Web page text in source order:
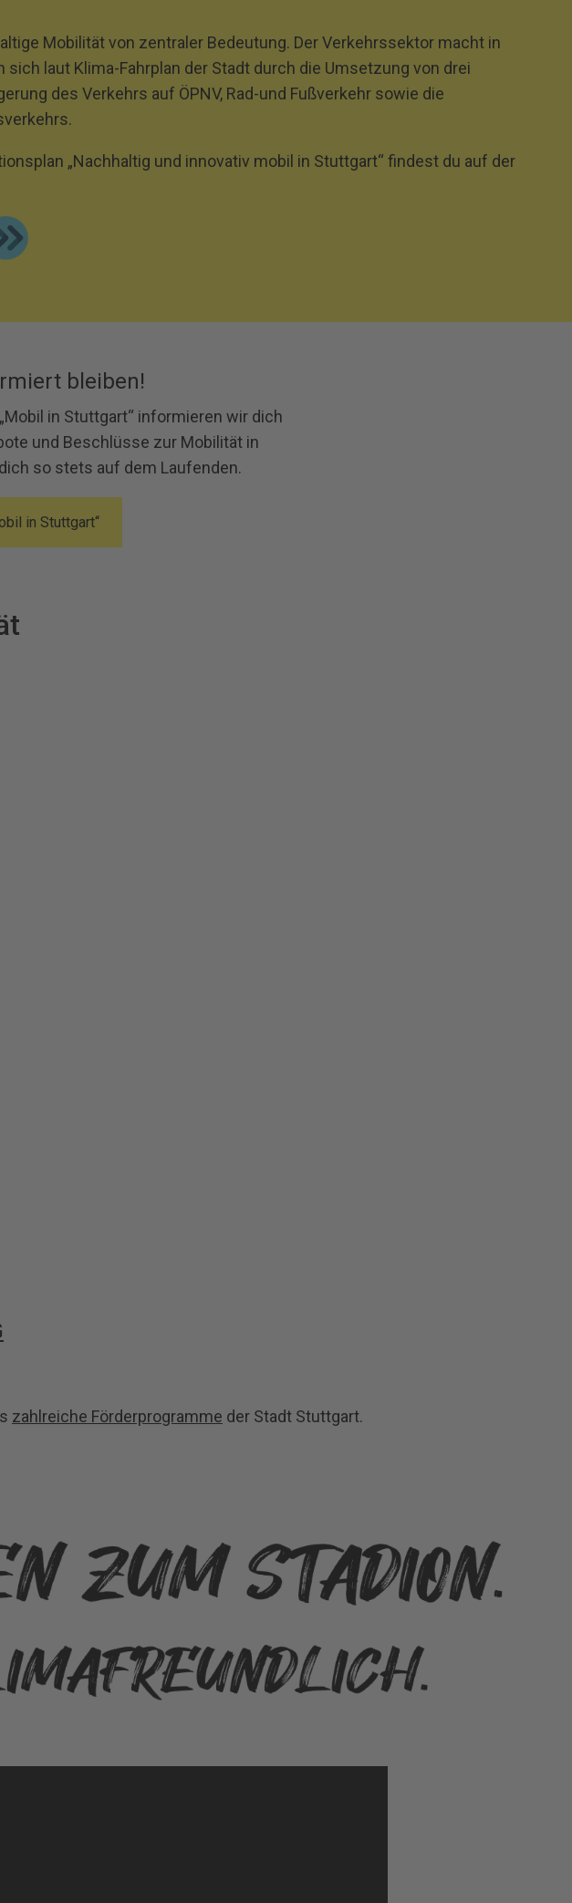
Mobilität von zentraler Bedeutung. Der Verkehrssektor macht in
laut Klima-Fahrplan der Stadt durch die Umsetzung von drei
des Verkehrs auf ÖPNV, Rad‐und Fußverkehr sowie die
„Nachhaltig und innovativ mobil in Stuttgart“ findest du auf der
bleiben!
in Stuttgart“ informieren wir dich
und Beschlüsse zur Mobilität in
so stets auf dem Laufenden.
in Stuttgart“
zahlreiche Förderprogramme der Stadt Stuttgart.